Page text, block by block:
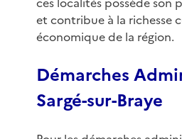
et contribue à la richesse
économique de la région.
Démarches
Sargé-sur-Braye